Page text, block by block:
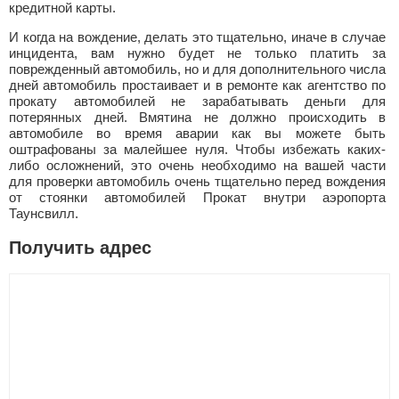
кредитной карты.
И когда на вождение, делать это тщательно, иначе в случае
инцидента, вам нужно будет не только платить за
поврежденный автомобиль, но и для дополнительного числа
дней автомобиль простаивает и в ремонте как агентство по
прокату автомобилей не зарабатывать деньги для
потерянных дней. Вмятина не должно происходить в
автомобиле во время аварии как вы можете быть
оштрафованы за малейшее нуля. Чтобы избежать каких-
либо осложнений, это очень необходимо на вашей части
для проверки автомобиль очень тщательно перед вождения
от стоянки автомобилей Прокат внутри аэропорта
Таунсвилл.
Получить адрес